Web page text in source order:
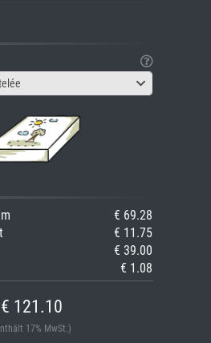
€ 69.28
€ 11.75
€ 39.00
€ 1.08
€ 121.10
17% MwSt.)